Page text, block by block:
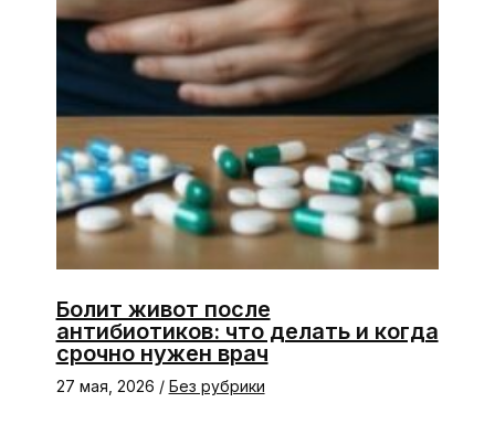
Болит живот после
антибиотиков: что делать и когда
срочно нужен врач
27 мая, 2026 / Без рубрики